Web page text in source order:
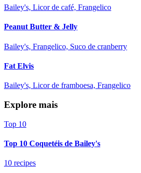
Bailey's, Licor de café, Frangelico
Peanut Butter & Jelly
Bailey's, Frangelico, Suco de cranberry
Fat Elvis
Bailey's, Licor de framboesa, Frangelico
Explore mais
Top 10
Top 10 Coquetéis de Bailey's
10 recipes